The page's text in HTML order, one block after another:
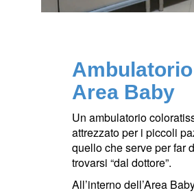
Area Baby
Un ambulatorio
attrezzato per i piccoli
quello che serve per far
trovarsi “dal dottore”.
All’interno dell’Area